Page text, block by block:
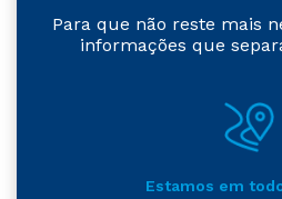
Para que não reste mais
informações que
Estamos em